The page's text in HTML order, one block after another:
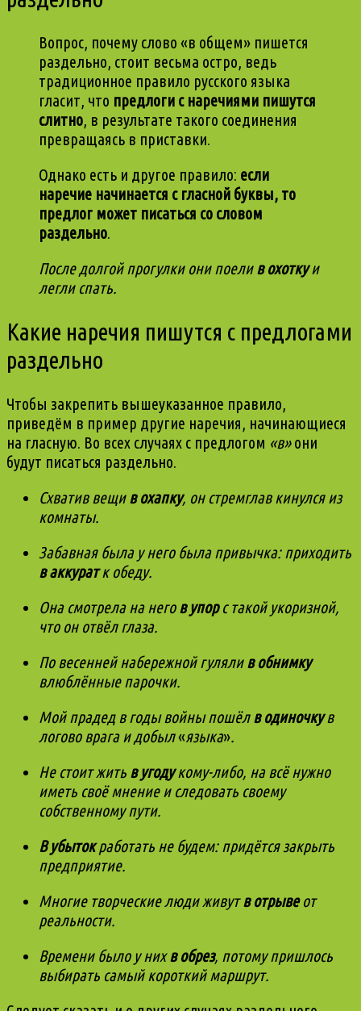
Вопрос, почему слово «в общем» пишется
раздельно, стоит весьма остро, ведь
традиционное правило русского языка
гласит, что предлоги с наречиями пишутся
слитно, в результате такого соединения
превращаясь в приставки.
Однако есть и другое правило: если
наречие начинается с гласной буквы, то
предлог может писаться со словом
раздельно.
После долгой прогулки они поелив охоткуи
легли спать.
Какие наречия пишутся с предлогами
раздельно
Чтобы закрепить вышеуказанное правило,
приведём в пример другие наречия, начинающиеся
на гласную. Во всех случаях с предлогом «в»они
будут писаться раздельно.
Схватив вещив охапку, он стремглав кинулся из
комнаты.
Забавная была у него была привычка: приходить
в аккуратк обеду.
Она смотрела на негов упорс такой укоризной,
что он отвёл глаза.
По весенней набережной гулялив обнимку
влюблённые парочки.
Мой прадед в годы войны пошёлв одиночкув
логово врага и добыл«языка».
Не стоит жить в угодукому-либо, на всё нужно
иметь своё мнение и следовать своему
собственному пути.
В убытокработать не будем: придётся закрыть
предприятие.
Многие творческие люди живутв отрывеот
реальности.
Времени было у нихв обрез, потому пришлось
выбирать самый короткий маршрут.